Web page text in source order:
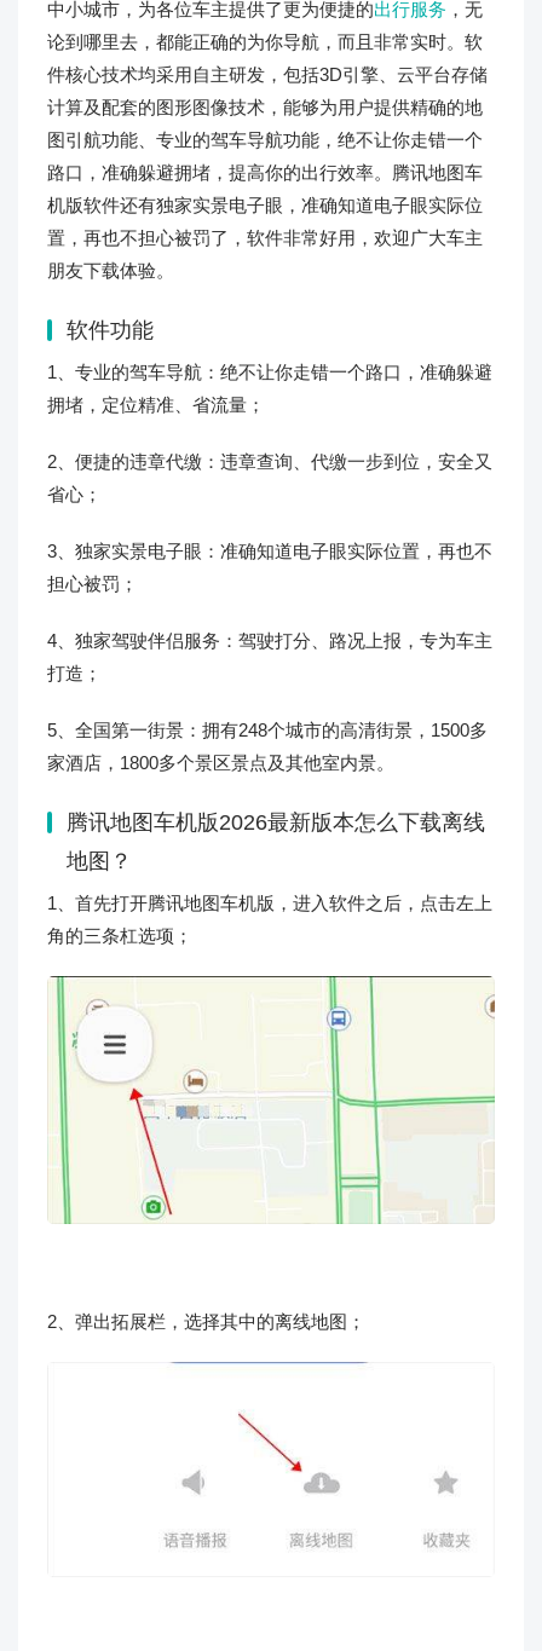
中小城市，为各位车主提供了更为便捷的出行服务 ，无
论到哪里去，都能正确的为你导航，而且非常实时。软
件核心技术均采用自主研发，包括3D引擎、云平台存储
计算及配套的图形图像技术，能够为用户提供精确的地
图引航功能、专业的驾车导航功能，绝不让你走错一个
路口，准确躲避拥堵，提高你的出行效率。腾讯地图车
机版软件还有独家实景电子眼，准确知道电子眼实际位
置，再也不担心被罚了，软件非常好用，欢迎广大车主
朋友下载体验。
软件功能
1、专业的驾车导航：绝不让你走错一个路口，准确躲避
拥堵，定位精准、省流量；
2、便捷的违章代缴：违章查询、代缴一步到位，安全又
省心；
3、独家实景电子眼：准确知道电子眼实际位置，再也不
担心被罚；
4、独家驾驶伴侣服务：驾驶打分、路况上报，专为车主
打造；
5、全国第一街景：拥有248个城市的高清街景，1500多
家酒店，1800多个景区景点及其他室内景。
腾讯地图车机版2026最新版本怎么下载离线
地图？
1、首先打开腾讯地图车机版，进入软件之后，点击左上
角的三条杠选项；
2、弹出拓展栏，选择其中的离线地图；